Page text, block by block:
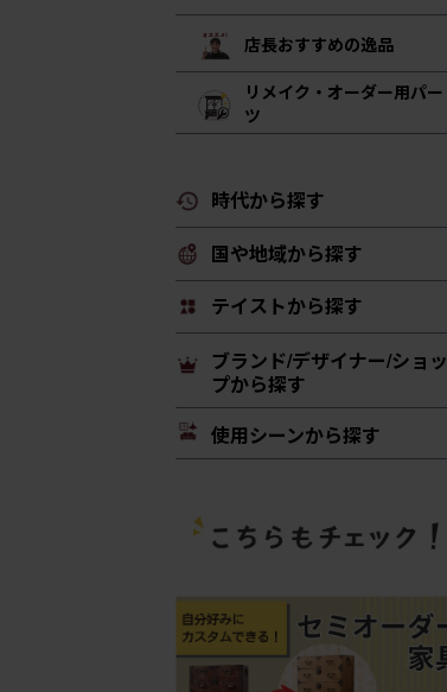
店長おすすめの逸品
リメイク・オーダー用パー
ツ
時代から探す
国や地域から探す
テイストから探す
ブランド/デザイナー/ショッ
プから探す
使用シーンから探す